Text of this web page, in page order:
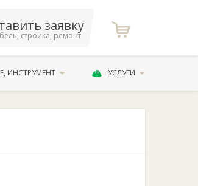
заявку
стройка, ремонт
ИНСТРУМЕНТ УСЛУГИ